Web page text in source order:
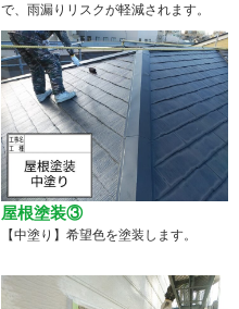
で、雨漏りリスクが軽減されます。
屋根塗装③
【中塗り】希望色を塗装します。